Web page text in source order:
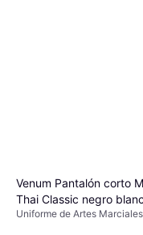
Venum Pantalón corto
Thai Classic negro
Black
Uniforme de Artes Marciales